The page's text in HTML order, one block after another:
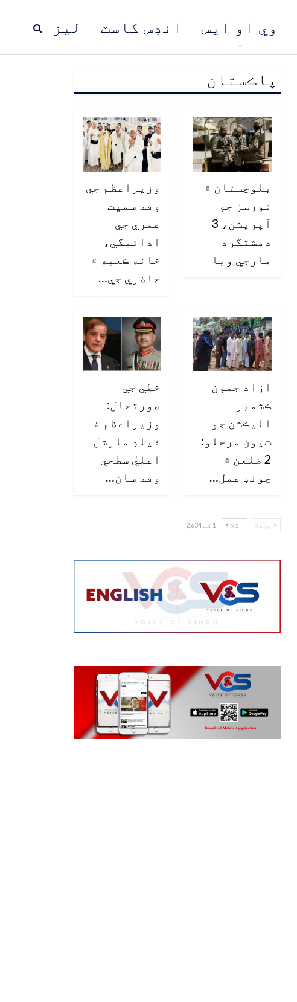
ليز انڊس کاسٽ وي او ايس
پاڪستان مُنڍ
پاڪستان
بلوچستان ۾
فورسز جو
آپريشن، 3
دهشتگرد
مارجي ويا
وزيراعظم جي
وفد سميت
عمري جي
ادائيگي،
خانه ڪعبه ۾
حاضري جي…
آزاد جمون
ڪشمير
اليڪشن جو
ٽيون مرحلو:
2 ضلعن ۾
چونڊ عمل…
خطي جي
صورتحال:
وزيراعظم ۽
فيلڊ مارشل
اعليٰ سطحي
وفد سان…
پچھلا اگلا 1 کے 2,634